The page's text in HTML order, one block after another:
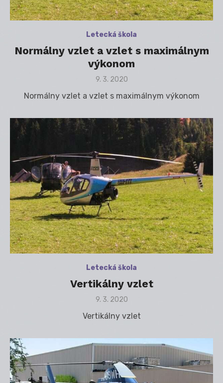
Letecká škola
Normálny vzlet a vzlet s maximálnym
výkonom
Posted
9. 3. 2020
Normálny vzlet a vzlet s maximálnym výkonom
Letecká škola
Vertikálny vzlet
Posted
9. 3. 2020
Vertikálny vzlet